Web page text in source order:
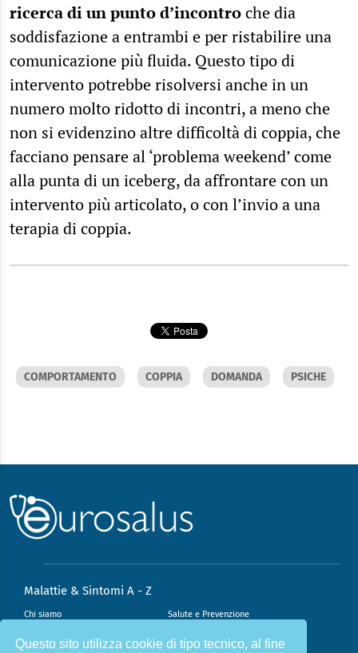
Questo sito utilizza cookie di tipo tecnico, al fine
ricerca di un punto d’incontroche dia
soddisfazione a entrambi e per ristabilire una
comunicazione più fluida. Questo tipo di
intervento potrebbe risolversi anche in un
numero molto ridotto di incontri, a meno che
non si evidenzino altre difficoltà di coppia, che
facciano pensare al ‘problema weekend’ come
alla punta di un iceberg, da affrontare con un
intervento più articolato, o con l’invio a una
terapia di coppia.
COMPORTAMENTO COPPIA DOMANDA PSICHE
Malattie & Sintomi A - Z
Chi siamo Salute e Prevenzione
Infiammazione e Allergia Direzione scientifica